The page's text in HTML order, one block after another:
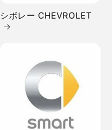
シボレー CHEVROLET